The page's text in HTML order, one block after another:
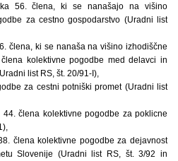
56. člena, ki se nanašajo na višino
za cestno gospodarstvo (Uradni list
člena, ki se nanaša na višino izhodiščne
kolektivne pogodbe med delavci in
list RS, št. 20/91-I),
za cestni potniški promet (Uradni list
člena kolektivne pogodbe za poklicne
člena kolektivne pogodbe za dejavnost
Slovenije (Uradni list RS, št. 3/92 in